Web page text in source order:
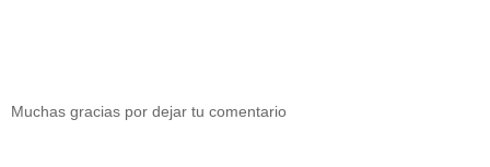
Muchas gracias por dejar tu comentario